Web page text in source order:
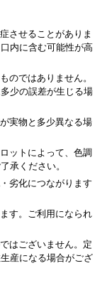
させることがありま
内に含む可能性が高
のではありません。
少の誤差が生じる場
実物と多少異なる場
ットによって、色調
承ください。
劣化につながります
す。ご利用になられ
はございません。定
産になる場合がござ